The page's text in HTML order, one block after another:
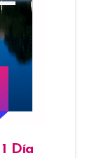
Día